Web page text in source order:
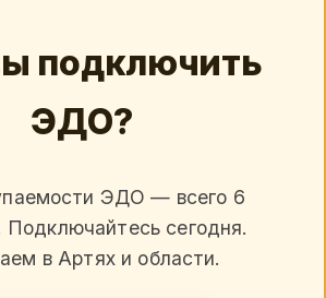
подключить
ЭДО?
ЭДО — всего 6
Подключайтесь сегодня.
в Артях и области.